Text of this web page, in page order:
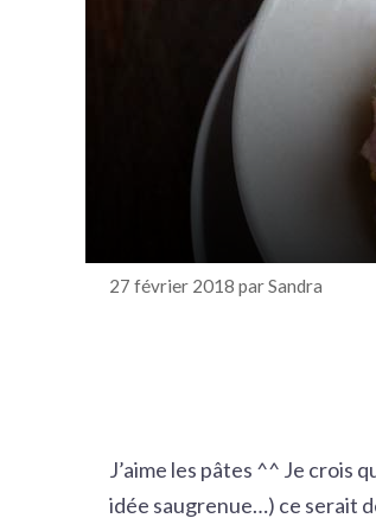
27 février 2018 parSandra
J’aime les pâtes ^^ Je crois
idée saugrenue…) ce serait